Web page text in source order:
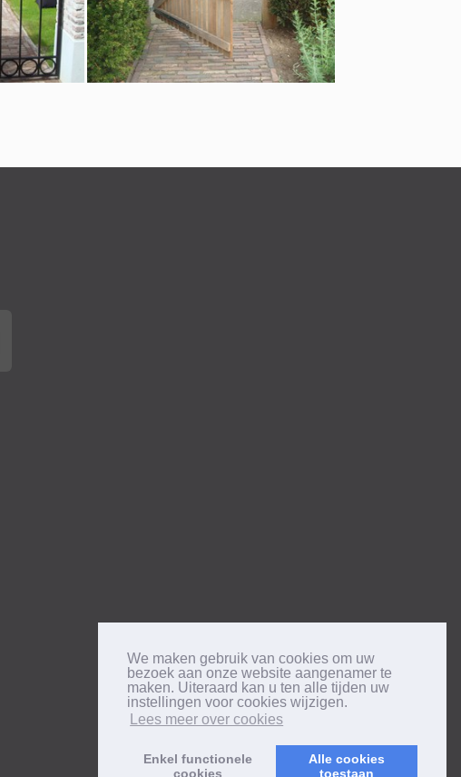
We maken gebruik van cookies om uw
bezoek aan onze website aangenamer te
maken. Uiteraard kan u ten alle tijden uw
instellingen voor cookies wijzigen.
Lees meer over cookies
Enkel functionele
cookies
Alle cookies
toestaan